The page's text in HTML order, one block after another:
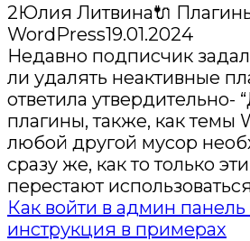
2Юлия Литвина🔌
WordPress19.01.2024
Недавно подписчик
ли удалять неактивные
ответила утвердительно-
плагины, также, как темы
любой другой мусор
сразу же, как то только
перестают
Как войти в админ
инструкция в примерах